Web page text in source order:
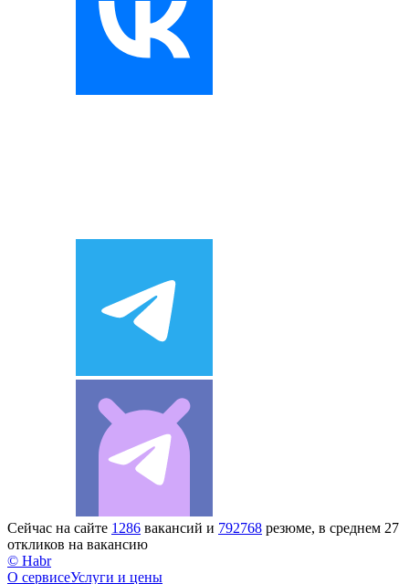
Сейчас на сайте 1286 вакансий и 792768 резюме, в среднем 27
откликов на вакансию
© Habr
О сервисеУслуги и цены